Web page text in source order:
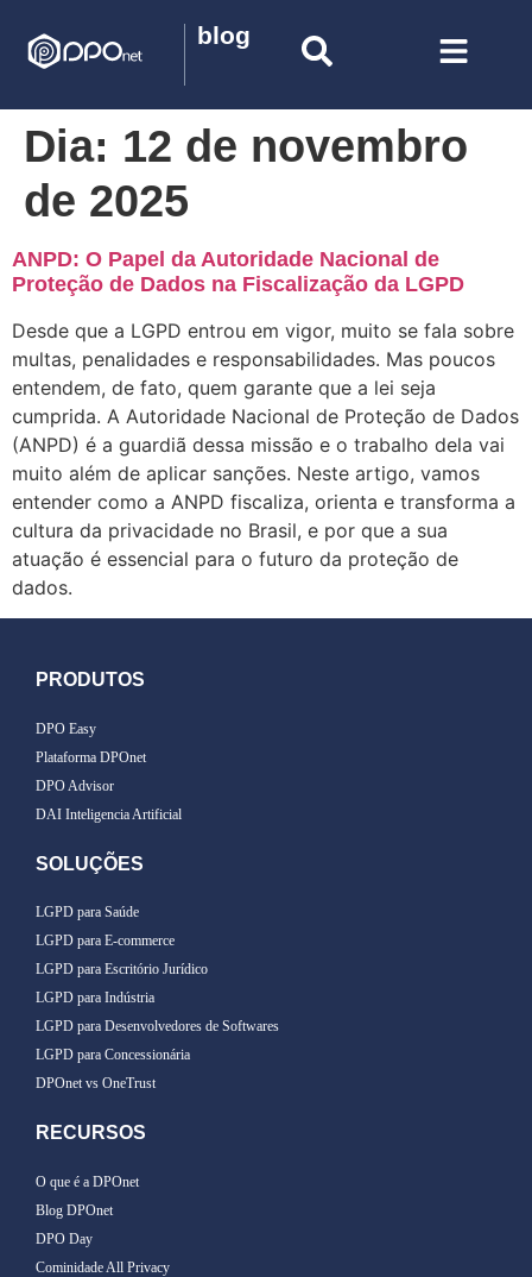
blog
Dia: 12 de novembro
de 2025
ANPD: O Papel da Autoridade Nacional de
Proteção de Dados na Fiscalização da LGPD
Desde que a LGPD entrou em vigor, muito se fala sobre
multas, penalidades e responsabilidades. Mas poucos
entendem, de fato, quem garante que a lei seja
cumprida. A Autoridade Nacional de Proteção de Dados
(ANPD) é a guardiã dessa missão e o trabalho dela vai
muito além de aplicar sanções. Neste artigo, vamos
entender como a ANPD fiscaliza, orienta e transforma a
cultura da privacidade no Brasil, e por que a sua
atuação é essencial para o futuro da proteção de
dados.
PRODUTOS
DPO Easy
Plataforma DPOnet
DPO Advisor
DAI Inteligencia Artificial
SOLUÇÕES
LGPD para Saúde
LGPD para E-commerce
LGPD para Escritório Jurídico
LGPD para Indústria
LGPD para Desenvolvedores de Softwares
LGPD para Concessionária
DPOnet vs OneTrust
RECURSOS
O que é a DPOnet
Blog DPOnet
DPO Day
Cominidade All Privacy